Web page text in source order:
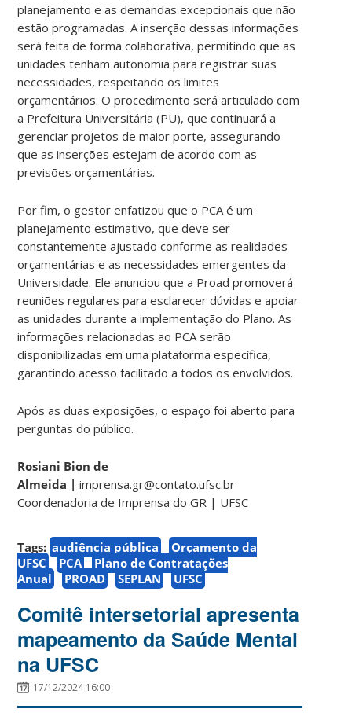
planejamento e as demandas excepcionais que não
estão programadas. A inserção dessas informações
será feita de forma colaborativa, permitindo que as
unidades tenham autonomia para registrar suas
necessidades, respeitando os limites
orçamentários. O procedimento será articulado com
a Prefeitura Universitária (PU), que continuará a
gerenciar projetos de maior porte, assegurando
que as inserções estejam de acordo com as
previsões orçamentárias.
Por fim, o gestor enfatizou que o PCA é um
planejamento estimativo, que deve ser
constantemente ajustado conforme as realidades
orçamentárias e as necessidades emergentes da
Universidade. Ele anunciou que a Proad promoverá
reuniões regulares para esclarecer dúvidas e apoiar
as unidades durante a implementação do Plano. As
informações relacionadas ao PCA serão
disponibilizadas em uma plataforma específica,
garantindo acesso facilitado a todos os envolvidos.
Após as duas exposições, o espaço foi aberto para
perguntas do público.
Rosiani Bion de
Almeida |imprensa.gr@contato.ufsc.br
Coordenadoria de Imprensa do GR | UFSC
Tags: audiência pública
Orçamento da
UFSC
PCA
Plano de Contratações
Anual
PROAD SEPLAN UFSC
Comitê intersetorial apresenta
mapeamento da Saúde Mental
na UFSC
17/12/2024 16:00